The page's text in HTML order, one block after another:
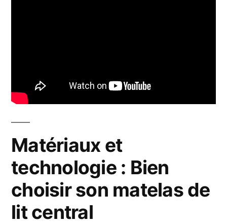
Matériaux et
technologie : Bien
choisir son matelas de
lit central